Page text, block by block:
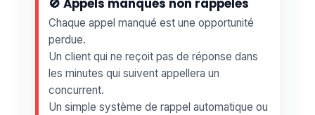
🚫 Appels manqués non rappelés
Chaque appel manqué est une opportunité
perdue.
Un client qui ne reçoit pas de réponse dans
les minutes qui suivent appellera un
concurrent.
Un simple système de rappel automatique ou